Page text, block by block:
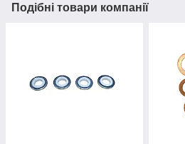
Подібні товари компанії